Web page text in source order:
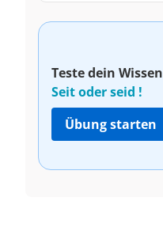
Teste dein Wissen
Seit oder seid !
Übung starten